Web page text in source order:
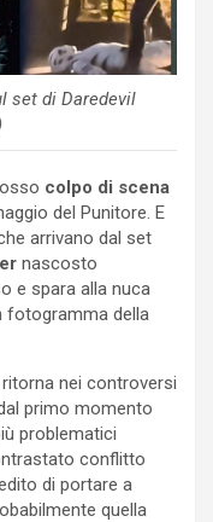
set di Daredevil
colpo di scena
del Punitore. E
arrivano dal set
nascosto
e spara alla nuca
fotogramma della
nei controversi
primo momento
problematici
conflitto
di portare a
quella